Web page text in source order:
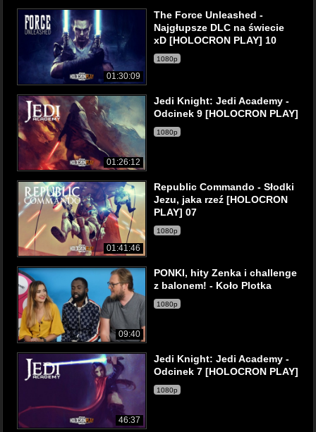
01:30:09
The Force Unleashed -
Najgłupsze DLC na świecie
xD [HOLOCRON PLAY] 10
1080p
01:26:12
Jedi Knight: Jedi Academy -
Odcinek 9 [HOLOCRON PLAY]
1080p
01:41:46
Republic Commando - Słodki
Jezu, jaka rzeź [HOLOCRON
PLAY] 07
1080p
09:40
PONKI, hity Zenka i challenge
z balonem! - Koło Plotka
1080p
46:37
Jedi Knight: Jedi Academy -
Odcinek 7 [HOLOCRON PLAY]
1080p